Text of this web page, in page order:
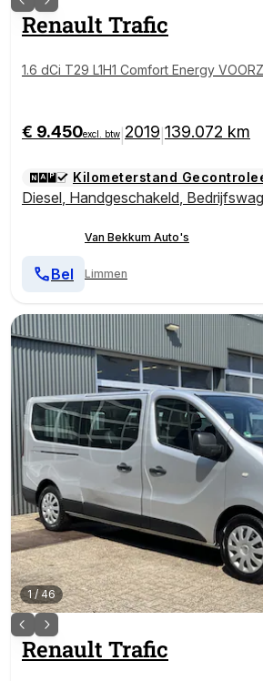
Renault Trafic
1.6 dCi T29 L1H1 Comfort Energy
€ 9.450excl. btw 2019 139.072 km
Kilometerstand
Diesel, Handgeschakeld,
Van Bekkum Auto's
Limmen
Bel
1 /46
Renault Trafic